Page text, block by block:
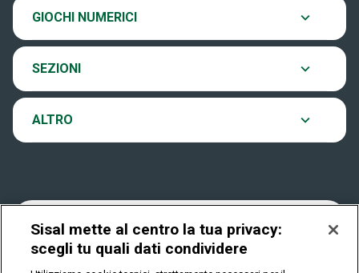
GIOCHI NUMERICI
EuroJackpot
VinciCasa
Play Your Date
SEZIONI
Scopri il gioco
Ultima estrazione
Archivio estrazioni
FAQ
ALTRO
Contatti
Notifiche
Cookies
Sisal mette al centro la tua privacy:
scegli tu quali dati condividere